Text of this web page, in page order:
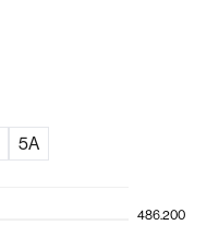
5A
486.200